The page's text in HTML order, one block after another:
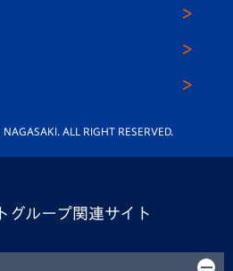
ラム
ALL RIGHT RESERVED.
グループ関連サイト